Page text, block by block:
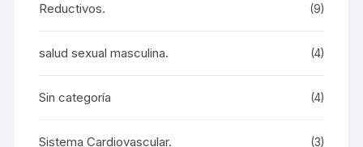
Reductivos. (9)
salud sexual masculina. (4)
Sin categoría (4)
Sistema Cardiovascular. (3)